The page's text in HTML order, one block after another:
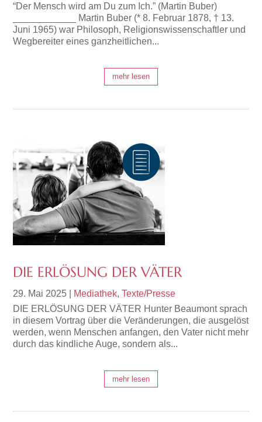
“Der Mensch wird am Du zum Ich.” (Martin Buber)
____________ Martin Buber (* 8. Februar 1878, † 13.
Juni 1965) war Philosoph, Religionswissenschaftler und
Wegbereiter eines ganzheitlichen...
mehr lesen
DIE ERLÖSUNG DER VÄTER
29. Mai 2025 Mediathek,Texte/Presse
DIE ERLÖSUNG DER VÄTER Hunter Beaumont sprach
in diesem Vortrag über die Veränderungen, die ausgelöst
werden, wenn Menschen anfangen, den Vater nicht mehr
durch das kindliche Auge, sondern als...
mehr lesen